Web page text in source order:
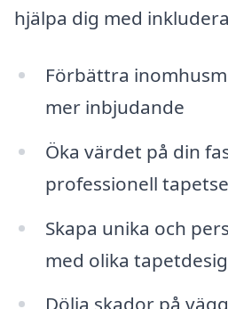
hjälpa dig med
Förbättra
mer inbjudande
Öka värdet på din
professionell
Skapa unika och
med olika